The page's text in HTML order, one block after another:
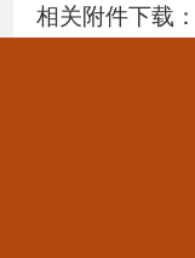
相关附件下载：